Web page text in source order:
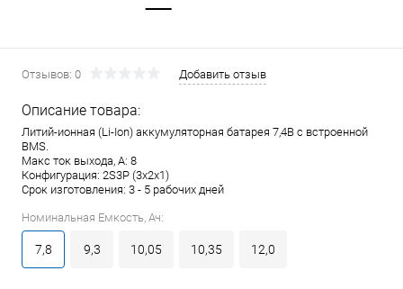
Отзывов: 0 Добавить отзыв
Описание товара:
Литий-ионная (Li-Ion) аккумуляторная батарея 7,4В с встроенной
BMS.
Макс ток выхода, А: 8
Конфигурация: 2S3P (3x2x1)
Срок изготовления: 3 - 5 рабочих дней
Номинальная Емкость, Ач:
7,8 9,3 10,05 10,35 12,0